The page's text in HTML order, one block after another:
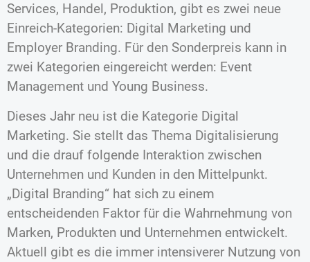
Services, Handel, Produktion, gibt es zwei neue
Einreich-Kategorien: Digital Marketing und
Employer Branding. Für den Sonderpreis kann in
zwei Kategorien eingereicht werden: Event
Management und Young Business.
Dieses Jahr neu ist die Kategorie Digital
Marketing. Sie stellt das Thema Digitalisierung
und die drauf folgende Interaktion zwischen
Unternehmen und Kunden in den Mittelpunkt.
„Digital Branding“ hat sich zu einem
entscheidenden Faktor für die Wahrnehmung von
Marken, Produkten und Unternehmen entwickelt.
Aktuell gibt es die immer intensiverer Nutzung von